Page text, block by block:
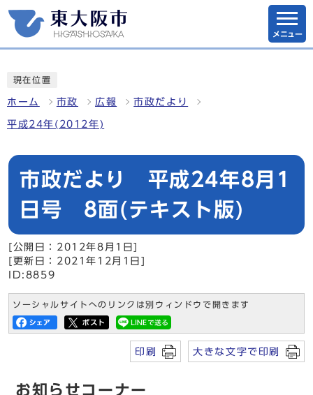
メニュー
現在位置
ホーム 市政 広報 市政だより
平成24年(2012年)
市政だより 平成24年8月1
日号 8面(テキスト版)
[公開日：2012年8月1日]
[更新日：2021年12月1日]
ID:8859
ソーシャルサイトへのリンクは別ウィンドウで開きます
印刷 大きな文字で印刷
お知らせコーナー